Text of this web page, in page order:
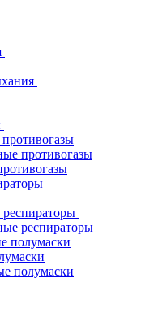
противогазы
респираторы
полумаски
полумаски